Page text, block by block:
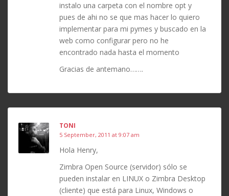
instalo una carpeta con el nombre opt y
pues de ahi no se que mas hacer lo quiero
implementar para mi pymes y buscado en la
web como configurar pero no he
encontrado nada hasta el momento
Gracias de antemano…….
TONI
5 September, 2011 at 9:07 am
Hola Henry,
Zimbra Open Source (servidor) sólo se
pueden instalar en LINUX o Zimbra Desktop
(cliente) que está para Linux, Windows o